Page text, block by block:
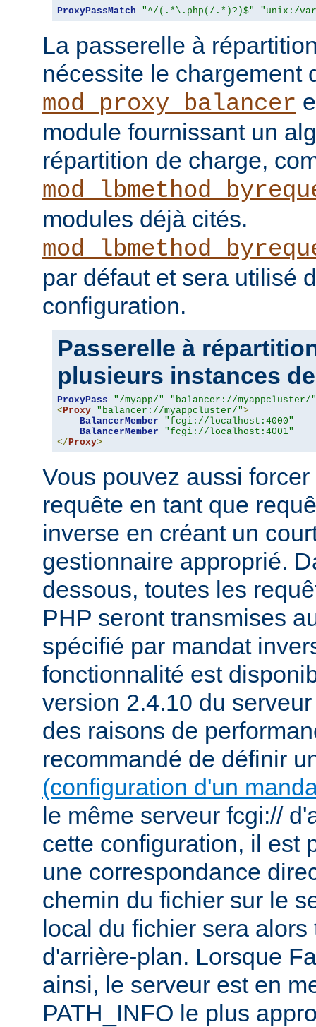
ProxyPassMatch "^/(.*\.php(/.*)?)$" "unix:/
La passerelle à
nécessite le chargement
mod_proxy_balancer
module fournissant un
répartition de charge,
modules déjà cités.
par défaut et sera utilisé
configuration.
Passerelle à
plusieurs instances
ProxyPass "/myapp/"
"balancer://myappcluster/"
< Proxy "balancer://myappcluster/">
BalancerMember
"fcgi://localhost:4000"
BalancerMember
"fcgi://localhost:4001"
</ Proxy>
Vous pouvez aussi
requête en tant que
inverse en créant un
gestionnaire approprié.
dessous, toutes les
PHP seront transmises
spécifié par mandat
fonctionnalité est
version 2.4.10 du
des raisons de
recommandé de définir
(configuration d'un
le même serveur fcgi://
cette configuration, il est
une correspondance
chemin du fichier sur le
local du fichier sera
d'arrière-plan. Lorsque
ainsi, le serveur est en
PATH_INFO le plus